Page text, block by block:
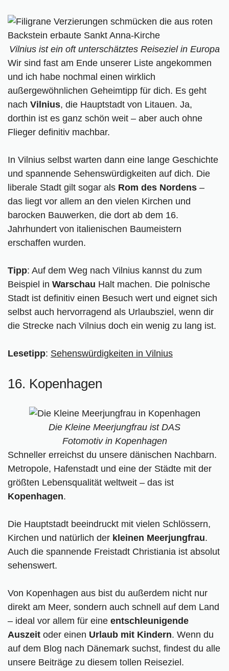
Vilnius ist ein oft unterschätztes Reiseziel in Europa
Wir sind fast am Ende unserer Liste angekommen
und ich habe nochmal einen wirklich
außergewöhnlichen Geheimtipp für dich. Es geht
nach Vilnius, die Hauptstadt von Litauen. Ja,
dorthin ist es ganz schön weit – aber auch ohne
Flieger definitiv machbar.
In Vilnius selbst warten dann eine lange Geschichte
und spannende Sehenswürdigkeiten auf dich. Die
liberale Stadt gilt sogar als Rom des Nordens –
das liegt vor allem an den vielen Kirchen und
barocken Bauwerken, die dort ab dem 16.
Jahrhundert von italienischen Baumeistern
erschaffen wurden.
Tipp: Auf dem Weg nach Vilnius kannst du zum
Beispiel in Warschau Halt machen. Die polnische
Stadt ist definitiv einen Besuch wert und eignet sich
selbst auch hervorragend als Urlaubsziel, wenn dir
die Strecke nach Vilnius doch ein wenig zu lang ist.
Lesetipp: Sehenswürdigkeiten in Vilnius
16. Kopenhagen
Die Kleine Meerjungfrau ist DAS
Fotomotiv in Kopenhagen
Schneller erreichst du unsere dänischen Nachbarn.
Metropole, Hafenstadt und eine der Städte mit der
größten Lebensqualität weltweit – das ist
Kopenhagen.
Die Hauptstadt beeindruckt mit vielen Schlössern,
Kirchen und natürlich der kleinen Meerjungfrau.
Auch die spannende Freistadt Christiania ist absolut
sehenswert.
Von Kopenhagen aus bist du außerdem nicht nur
direkt am Meer, sondern auch schnell auf dem Land
– ideal vor allem für eine entschleunigende
Auszeit oder einen Urlaub mit Kindern. Wenn du
auf dem Blog nach Dänemark suchst, findest du alle
unsere Beiträge zu diesem tollen Reiseziel.